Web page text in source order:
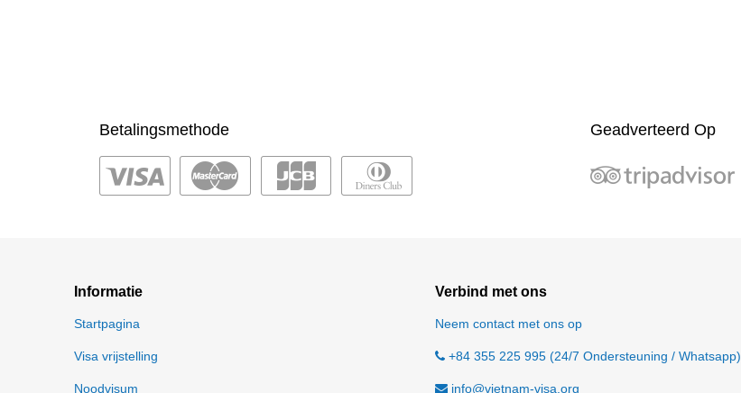
Betalingsmethode Geadverteerd Op
Informatie
Startpagina
Visa vrijstelling
Noodvisum
Verbind met ons
Neem contact met ons op
+84 355 225 995 (24/7 Ondersteuning / Whatsapp)
info@vietnam-visa.org